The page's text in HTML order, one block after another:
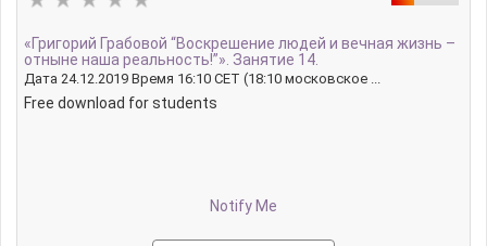
«Григорий Грабовой “Воскрешение людей и вечная жизнь –
отныне наша реальность!”». Занятие 14.
Дата 24.12.2019 Время 16:10 CET (18:10 московское ...
Free download for students
Notify Me